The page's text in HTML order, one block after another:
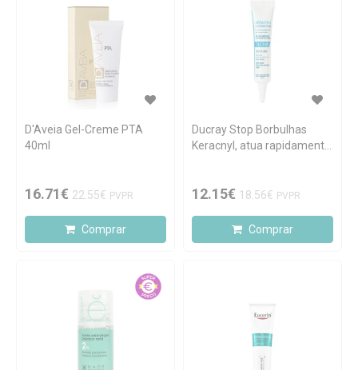
D'Aveia Gel-Creme PTA
40ml
16.71€ 22.55€ PVPR
Comprar
Ducray Stop Borbulhas
Keracnyl, atua rapidamente
12.15€ 18.56€ PVPR
Comprar